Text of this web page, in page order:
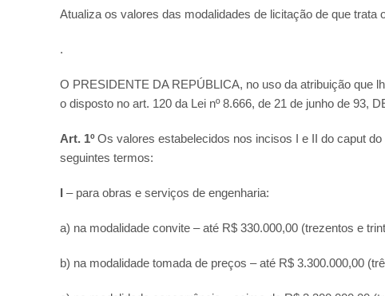
Atualiza os valores das modalidades de licitação de que trata
.
O PRESIDENTE DA REPÚBLICA, no uso da atribuição que
o disposto no art. 120 da Lei nº 8.666, de 21 de junho de 93,
Art. 1ºOs valores estabelecidos nos incisos I e II do caput do
seguintes termos:
I – para obras e serviços de engenharia:
a) na modalidade convite – até R$ 330.000,00 (trezentos e
b) na modalidade tomada de preços – até R$ 3.300.000,00